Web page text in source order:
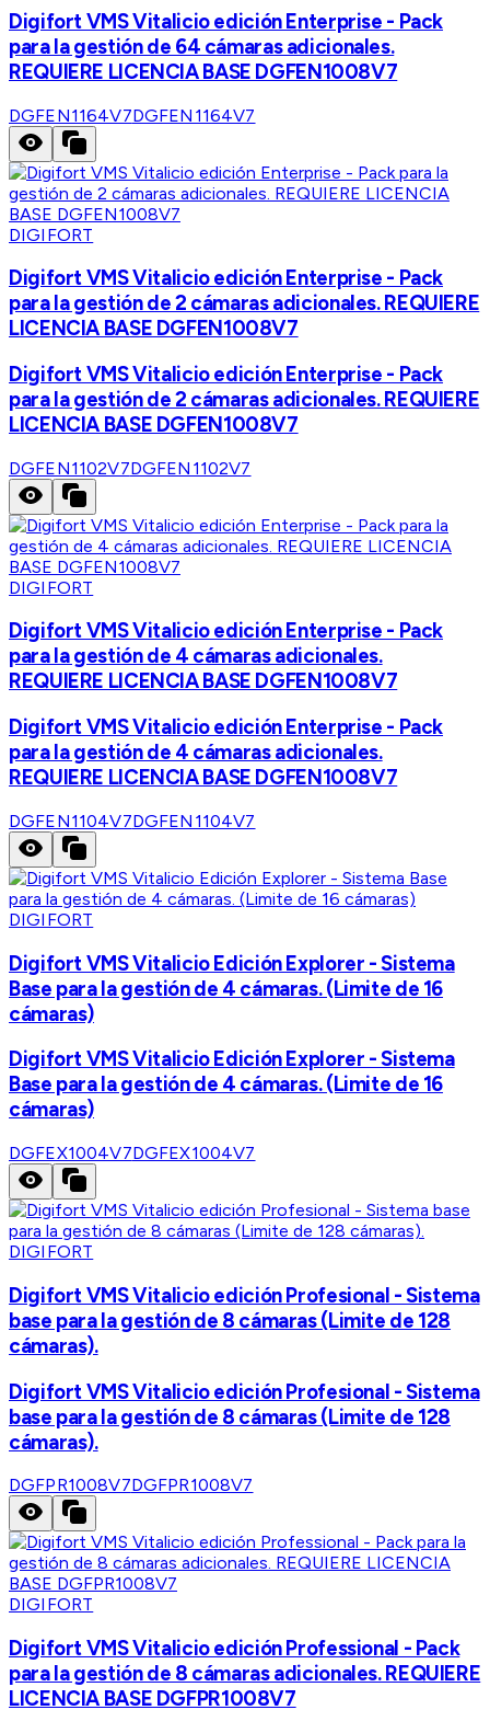
Digifort VMS Vitalicio edición Enterprise - Pack
para la gestión de 64 cámaras adicionales.
REQUIERE LICENCIA BASE DGFEN1008V7
DGFEN1164V7DGFEN1164V7
DIGIFORT
Digifort VMS Vitalicio edición Enterprise - Pack
para la gestión de 2 cámaras adicionales. REQUIERE
LICENCIA BASE DGFEN1008V7
Digifort VMS Vitalicio edición Enterprise - Pack
para la gestión de 2 cámaras adicionales. REQUIERE
LICENCIA BASE DGFEN1008V7
DGFEN1102V7DGFEN1102V7
DIGIFORT
Digifort VMS Vitalicio edición Enterprise - Pack
para la gestión de 4 cámaras adicionales.
REQUIERE LICENCIA BASE DGFEN1008V7
Digifort VMS Vitalicio edición Enterprise - Pack
para la gestión de 4 cámaras adicionales.
REQUIERE LICENCIA BASE DGFEN1008V7
DGFEN1104V7DGFEN1104V7
DIGIFORT
Digifort VMS Vitalicio Edición Explorer - Sistema
Base para la gestión de 4 cámaras. (Limite de 16
cámaras)
Digifort VMS Vitalicio Edición Explorer - Sistema
Base para la gestión de 4 cámaras. (Limite de 16
cámaras)
DGFEX1004V7DGFEX1004V7
DIGIFORT
Digifort VMS Vitalicio edición Profesional - Sistema
base para la gestión de 8 cámaras (Limite de 128
cámaras).
Digifort VMS Vitalicio edición Profesional - Sistema
base para la gestión de 8 cámaras (Limite de 128
cámaras).
DGFPR1008V7DGFPR1008V7
DIGIFORT
Digifort VMS Vitalicio edición Professional - Pack
para la gestión de 8 cámaras adicionales. REQUIERE
LICENCIA BASE DGFPR1008V7